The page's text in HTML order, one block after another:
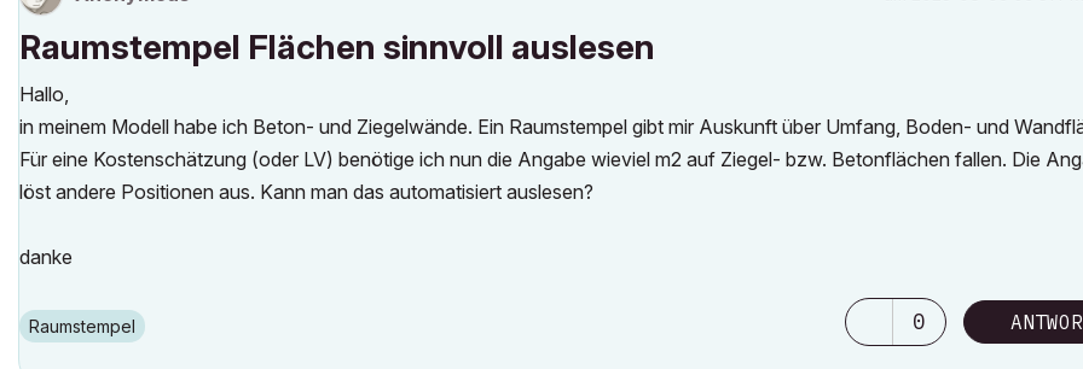
Raumstempel Flächen sinnvoll auslesen
Hallo,
in meinem Modell habe ich Beton- und Ziegelwände. Ein Raumstempel gibt mir Auskunft über Umfang, Boden- und
Für eine Kostenschätzung (oder LV) benötige ich nun die Angabe wieviel m2 auf Ziegel- bzw. Betonflächen fallen. Die
löst andere Positionen aus. Kann man das automatisiert auslesen?
danke
Raumstempel 0